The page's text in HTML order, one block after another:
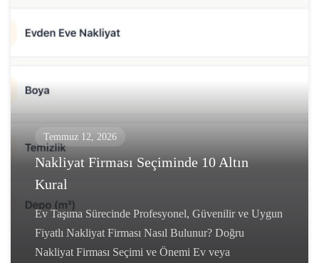
Temmuz 12, 2026
Nakliyat Firması Seçiminde 10 Altın
Kural
Ev Taşıma Sürecinde Profesyonel, Güvenilir ve Uygun
Fiyatlı Nakliyat Firması Nasıl Bulunur? Doğru
Nakliyat Firması Seçimi ve Önemi Ev veya